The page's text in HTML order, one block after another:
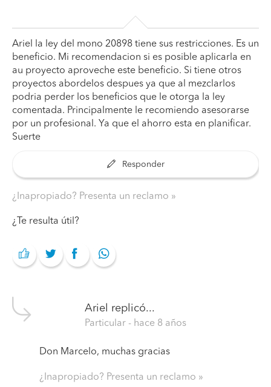
Ariel la ley del mono 20898 tiene sus restricciones. Es un
beneficio. Mi recomendacion si es posible aplicarla en
au proyecto aproveche este beneficio. Si tiene otros
proyectos abordelos despues ya que al mezclarlos
podria perder los beneficios que le otorga la ley
comentada. Principalmente le recomiendo asesorarse
por un profesional. Ya que el ahorro esta en planificar.
Suerte
Responder
¿Inapropiado? Presenta un reclamo
¿Te resulta útil?
Ariel replicó...
Particular - hace 8 años
Don Marcelo, muchas gracias
¿Inapropiado? Presenta un reclamo